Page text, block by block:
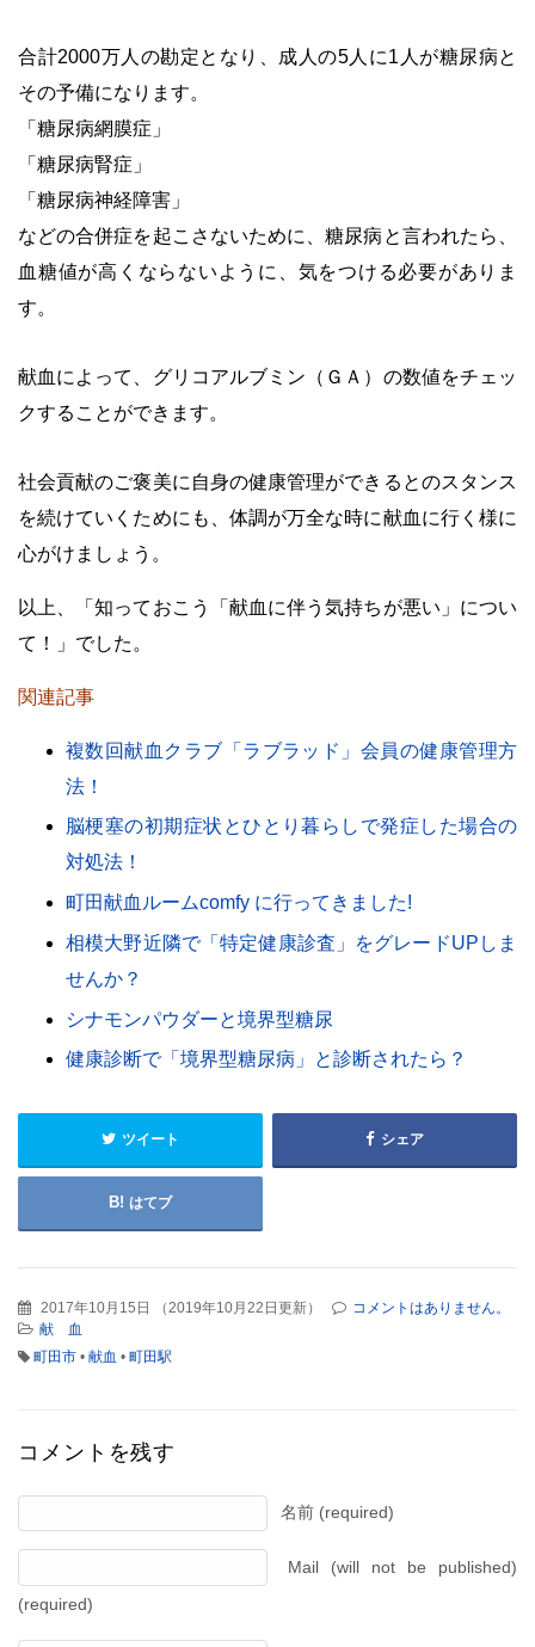
合計2000万人の勘定となり、成人の5人に1人が糖尿病と
その予備になります。
「糖尿病網膜症」
「糖尿病腎症」
「糖尿病神経障害」
などの合併症を起こさないために、糖尿病と言われたら、
血糖値が高くならないように、気をつける必要がありま
す。
献血によって、グリコアルブミン（ＧＡ）の数値をチェッ
クすることができます。
社会貢献のご褒美に自身の健康管理ができるとのスタンス
を続けていくためにも、体調が万全な時に献血に行く様に
心がけましょう。
以上、「知っておこう「献血に伴う気持ちが悪い」につい
て！」でした。
関連記事
複数回献血クラブ「ラブラッド」会員の健康管理方
法！
脳梗塞の初期症状とひとり暮らしで発症した場合の
対処法！
町田献血ルームcomfy に行ってきました!
相模大野近隣で「特定健康診査」をグレードUPしま
せんか？
シナモンパウダーと境界型糖尿
健康診断で「境界型糖尿病」と診断されたら？
ツイート シェア
はてブ
2017年10月15日 （2019年10月22日更新）
コメントはありません。
献 血
町田市 • 献血 • 町田駅
コメントを残す
名前 (required)
Mail (will not be published)
(required)